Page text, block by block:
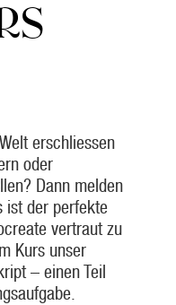
erschliessen
oder
Dann melden
ist der perfekte
vertraut zu
Kurs unser
– einen Teil